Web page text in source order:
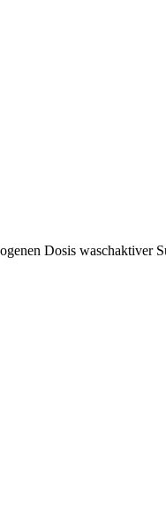
Dosis waschaktiver